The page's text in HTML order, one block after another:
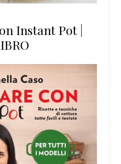
Instant Pot |